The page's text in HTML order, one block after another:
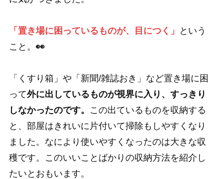
「置き場に困っているものが、目につく」
という
こと。 👀
「くすり箱」や「新聞/雑誌おき」など置き場に困
って外に出しているものが視界に入り、すっきり
しなかったのです。
この出ているものを収納する
と、部屋はきれいに片付いて掃除もしやすくなり
ました。なにより使いやすくなったのは大きな収
穫です。このいいことばかりの収納方法を紹介し
たいとおもいます。